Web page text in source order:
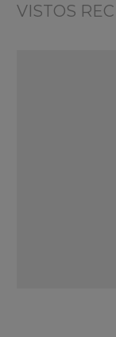
VISTOS